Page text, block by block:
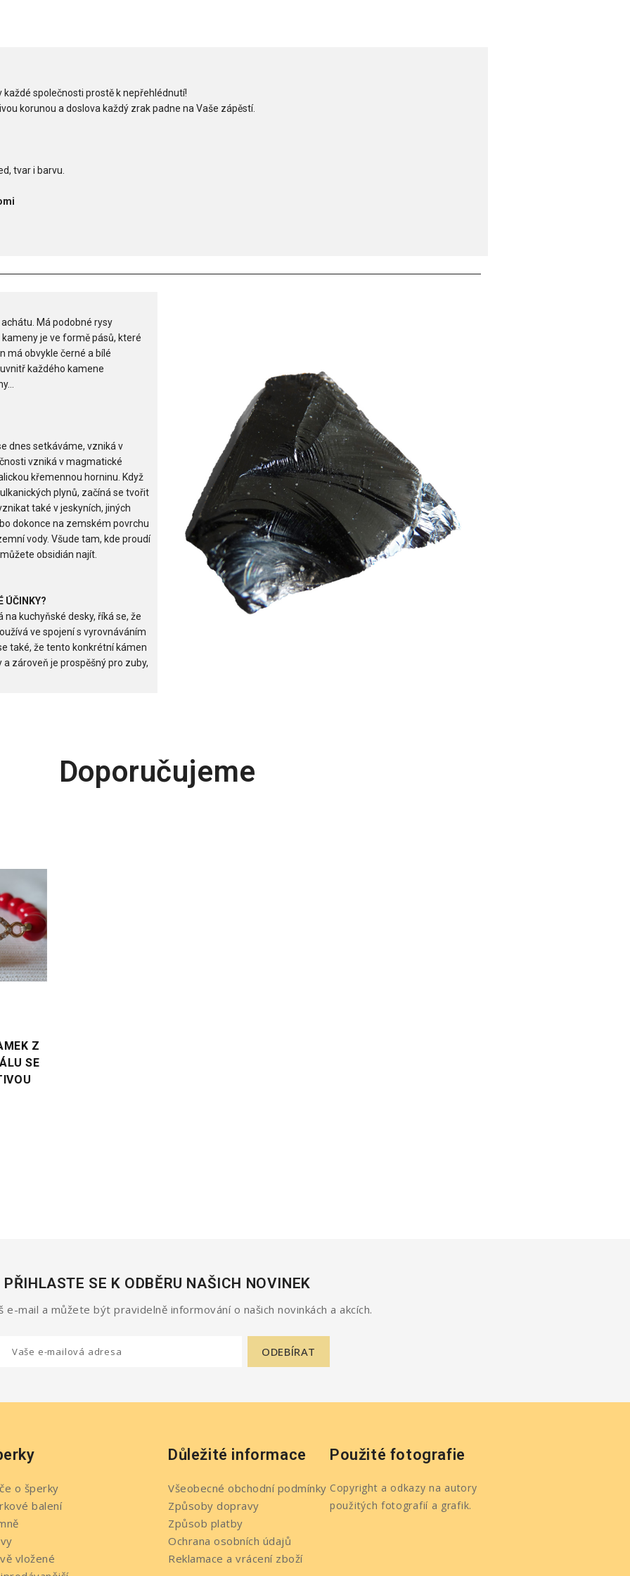
společnosti prostě k nepřehlédnutí!
korunou a doslova každý zrak padne na Vaše zápěstí.
tvar i barvu.
Má podobné rysy
je ve formě pásů, které
má obvykle černé a bílé
každého kamene
dnes setkáváme, vzniká v
vzniká v magmatické
křemennou horninu. Když
plynů, začíná se tvořit
také v jeskyních, jiných
dokonce na zemském povrchu
vody. Všude tam, kde proudí
obsidián najít.
ÚČINKY?
kuchyňské desky, říká se, že
ve spojení s vyrovnáváním
také, že tento konkrétní kámen
zároveň je prospěšný pro zuby,
Doporučujeme
ELEGANTNÍ NÁRAMEK Z
ACHÁTU SE ZLATOU
TŘPYTIVOU KORUNOU
PŘIHLASTE SE K ODBĚRU NAŠICH NOVINEK
e-mail a můžete být pravidelně informování o našich novinkách a akcích.
o šperky
balení
vložené
Důležité informace
Všeobecné obchodní podmínky
Způsoby dopravy
Způsob platby
Ochrana osobních údajů
Reklamace a vrácení zboží
Použité fotografie
Copyright a odkazy na autory
použitých fotografií a grafik.